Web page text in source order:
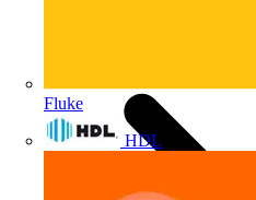
Fluke
HDL